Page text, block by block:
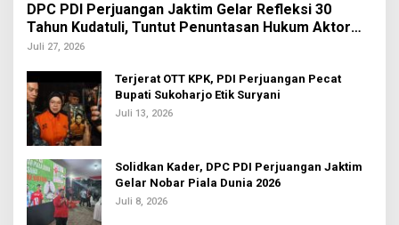
DPC PDI Perjuangan Jaktim Gelar Refleksi 30
Tahun Kudatuli, Tuntut Penuntasan Hukum Aktor
Intelektual
Juli 27, 2026
Terjerat OTT KPK, PDI Perjuangan Pecat
Bupati Sukoharjo Etik Suryani
Juli 13, 2026
Solidkan Kader, DPC PDI Perjuangan Jaktim
Gelar Nobar Piala Dunia 2026
Juli 8, 2026